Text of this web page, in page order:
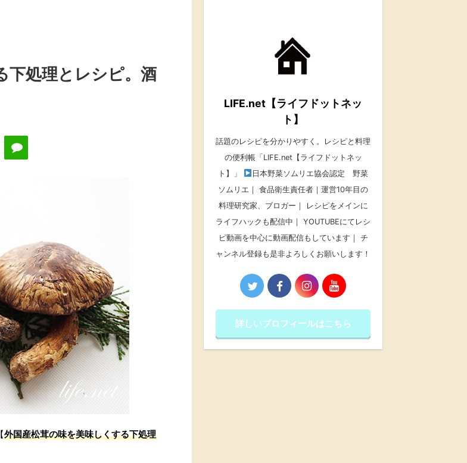
下処理とレシピ。酒
外国産松茸の味を美味しくする下処理
LIFE.net【ライフドットネッ
ト】
話題のレシピを分かりやすく。レシピと料理
の便利帳「LIFE.net【ライフドットネッ
ト】」
日本野菜ソムリエ協会認定 野菜
ソムリエ｜ 食品衛生責任者｜運営10年目の
料理研究家、ブロガー｜ レシピをメインに
ライフハックも配信中｜ YOUTUBEにてレシ
ピ動画を中心に動画配信もしています｜ チ
ャンネル登録も是非よろしくお願いします！
詳しいプロフィールはこちら